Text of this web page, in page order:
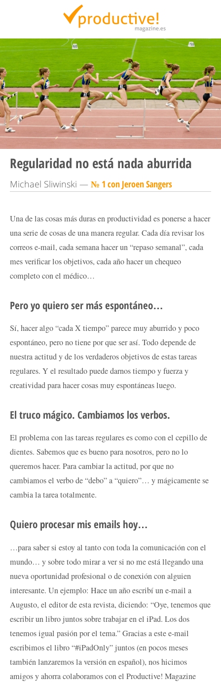
Productive Magazine
Regularidad no está nada aburrida
Michael Sliwinski — № 1 con Jeroen Sangers
Una de las cosas más duras en productividad es ponerse a hacer
una serie de cosas de una manera regular. Cada día revisar los
correos e-mail, cada semana hacer un “repaso semanal”, cada
mes verificar los objetivos, cada año hacer un chequeo
completo con el médico…
Pero yo quiero ser más espontáneo…
Sí, hacer algo “cada X tiempo” parece muy aburrido y poco
espontáneo, pero no tiene por que ser así. Todo depende de
nuestra actitud y de los verdaderos objetivos de estas tareas
regulares. Y el resultado puede darnos tiempo y fuerza y
creatividad para hacer cosas muy espontáneas luego.
El truco mágico. Cambiamos los verbos.
El problema con las tareas regulares es como con el cepillo de
dientes. Sabemos que es bueno para nosotros, pero no lo
queremos hacer. Para cambiar la actitud, por que no
cambiamos el verbo de “debo” a “quiero”… y mágicamente se
cambia la tarea totalmente.
Quiero procesar mis emails hoy…
…para saber si estoy al tanto con toda la comunicación con el
mundo… y sobre todo mirar a ver si no me está llegando una
nueva oportunidad profesional o de conexión con alguien
interesante. Un ejemplo: Hace un año escribí un e-mail a
Augusto, el editor de esta revista, diciendo: “Oye, tenemos que
escribir un libro juntos sobre trabajar en el iPad. Los dos
tenemos igual pasión por el tema.” Gracias a este e-mail
escribimos el libro “#iPadOnly” juntos (en pocos meses
también lanzaremos la versión en español), nos hicimos
amigos y ahorra colaboramos con el Productive! Magazine